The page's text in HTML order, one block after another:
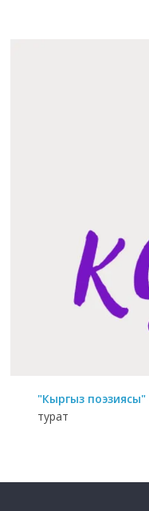
"Кыргыз поэзиясы"
турат